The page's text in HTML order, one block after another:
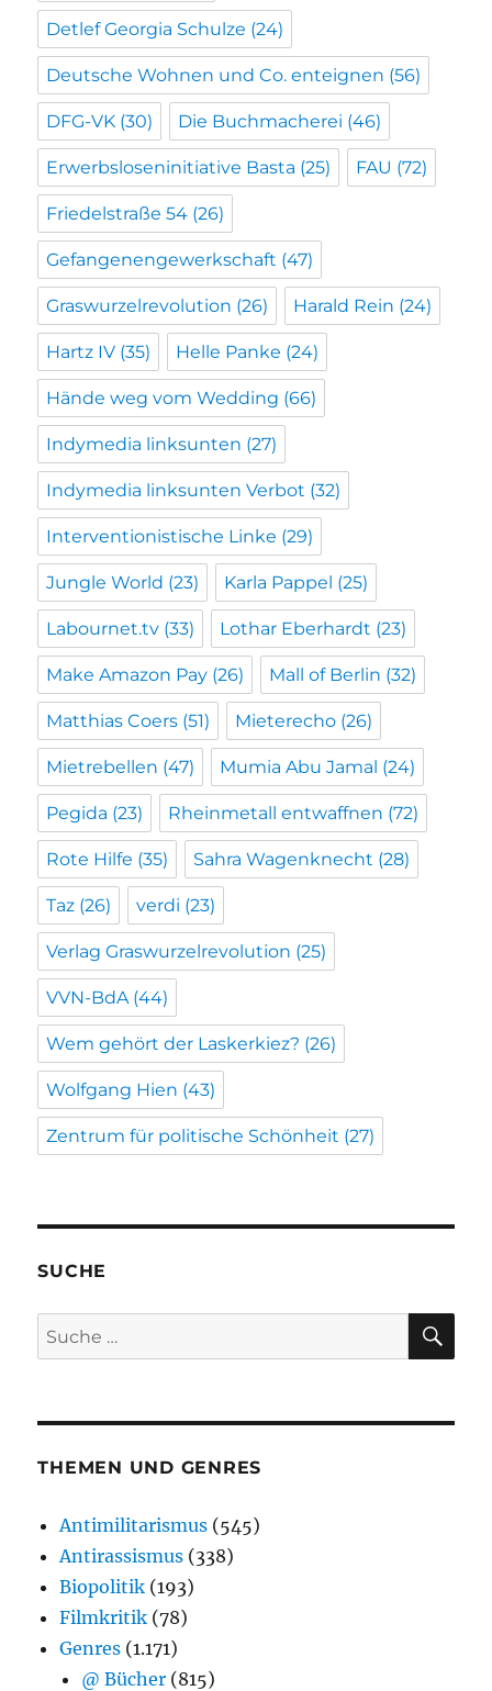
Detlef Georgia Schulze (24)
Deutsche Wohnen und Co. enteignen (56)
DFG-VK (30) Die Buchmacherei (46)
Erwerbsloseninitiative Basta (25) FAU (72)
Friedelstraße 54 (26)
Gefangenengewerkschaft (47)
Graswurzelrevolution (26) Harald Rein (24)
Hartz IV (35) Helle Panke (24)
Hände weg vom Wedding (66)
Indymedia linksunten (27)
Indymedia linksunten Verbot (32)
Interventionistische Linke (29)
Jungle World (23) Karla Pappel (25)
Labournet.tv (33) Lothar Eberhardt (23)
Make Amazon Pay (26) Mall of Berlin (32)
Matthias Coers (51) Mieterecho (26)
Mietrebellen (47) Mumia Abu Jamal (24)
Pegida (23) Rheinmetall entwaffnen (72)
Rote Hilfe (35) Sahra Wagenknecht (28)
Taz (26) verdi (23)
Verlag Graswurzelrevolution (25)
VVN-BdA (44)
Wem gehört der Laskerkiez? (26)
Wolfgang Hien (43)
Zentrum für politische Schönheit (27)
SUCHE
Suche
nach:
THEMEN UND GENRES
Antimilitarismus (545)
Antirassismus (338)
Biopolitik (193)
Filmkritik (78)
Genres (1.171)
@ Bücher (815)